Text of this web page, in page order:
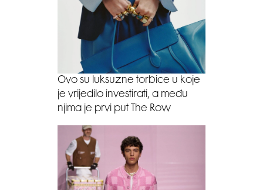
Ovo su luksuzne torbice u koje
je vrijedilo investirati, a među
njima je prvi put The Row